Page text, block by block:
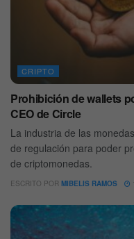
CRIPTO
Prohibición de wallets
CEO de Circle
La industria de las
de regulación para poder
de criptomonedas.
ESCRITO POR MIBELIS RAMOS